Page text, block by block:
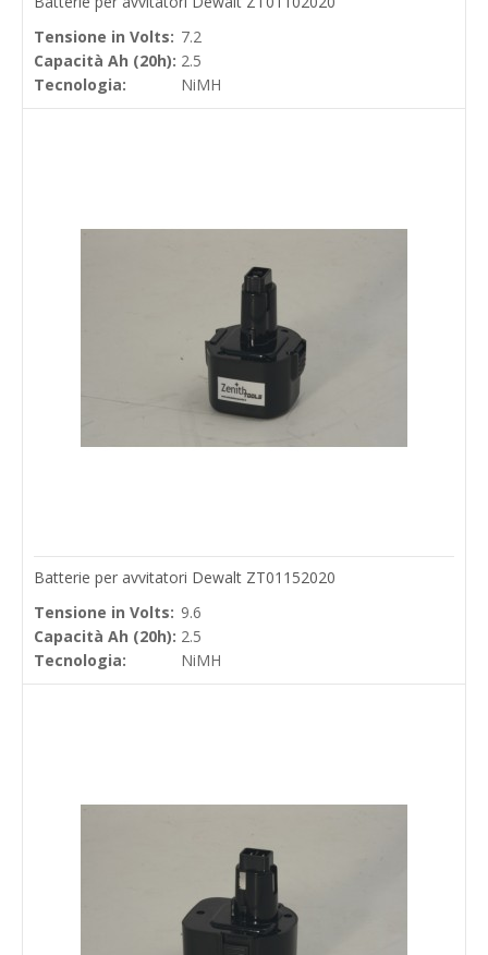
Tensione in Volts: 7.2
Capacità Ah (20h): 2.5
Tecnologia:
NiMH
Batterie per avvitatori Dewalt ZT01152020
Tensione in Volts: 9.6
Capacità Ah (20h): 2.5
Tecnologia:
NiMH